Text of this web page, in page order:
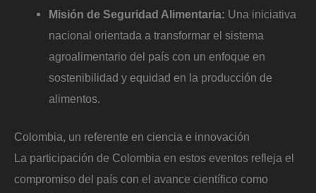
Misión de Seguridad Alimentaria: Una iniciativa
nacional orientada a transformar el sistema
agroalimentario del país con un enfoque en
sostenibilidad y equidad en la producción de
alimentos.
Colombia, un referente en ciencia e innovación
La participación de Colombia en estos eventos refleja el
compromiso del país con el avance científico como